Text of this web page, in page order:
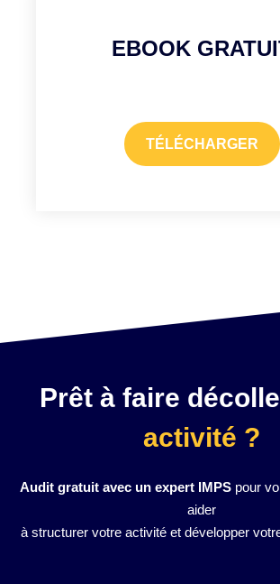
EBOOK
TÉLÉCHARGER
Prêt à faire
activité ?
Audit gratuit avec un expert IMPSpour
aider
à structurer votre activité et développer